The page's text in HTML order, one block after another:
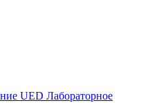
Лабораторное